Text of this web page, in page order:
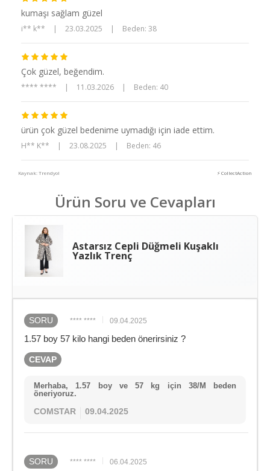
kumaşı sağlam güzel
i** k** | 23.03.2025 | Beden: 38
Çok güzel, beğendim.
**** **** | 11.03.2026 | Beden: 40
ürün çok güzel bedenime uymadığı için iade ettim.
H** K** | 23.08.2025 | Beden: 46
Kaynak: Trendyol ⚡ CollectAction
Ürün Soru ve Cevapları
Astarsız Cepli Düğmeli Kuşaklı
Yazlık Trenç
SORU **** **** 09.04.2025
1.57 boy 57 kilo hangi beden önerirsiniz ?
CEVAP
Merhaba, 1.57 boy ve 57 kg için 38/M beden
öneriyoruz.
COMSTAR 09.04.2025
SORU **** **** 06.04.2025